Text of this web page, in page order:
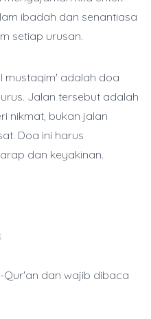
ibadah dan senantiasa
setiap urusan.
mustaqim' adalah doa
Jalan tersebut adalah
nikmat, bukan jalan
Doa ini harus
dan keyakinan.
Qur'an dan wajib dibaca